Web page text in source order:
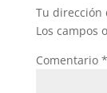
Tu dirección
Los campos
Comentario *